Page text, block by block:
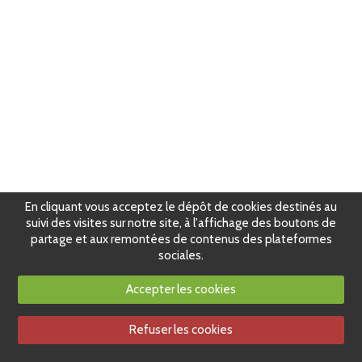
En cliquant vous acceptez le dépôt de cookies destinés au
suivi des visites sur notre site, à l'affichage des boutons de
partage et aux remontées de contenus des plateformes
sociales.
Accepter les cookies
Refuser les cookies